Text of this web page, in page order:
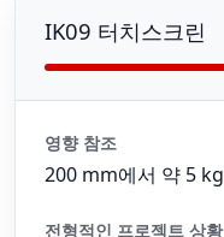
IK09 터치스크린
영향 참조
200 mm에서 약 5 kg
전형적인 프로젝트 상황